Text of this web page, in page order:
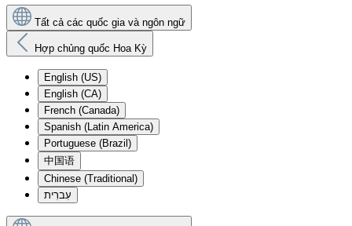
Tất cả các quốc gia và ngôn ngữ
Hợp chủng quốc Hoa Kỳ
English (US)
English (CA)
French (Canada)
Spanish (Latin America)
Portuguese (Brazil)
中国语
Chinese (Traditional)
עִברִית